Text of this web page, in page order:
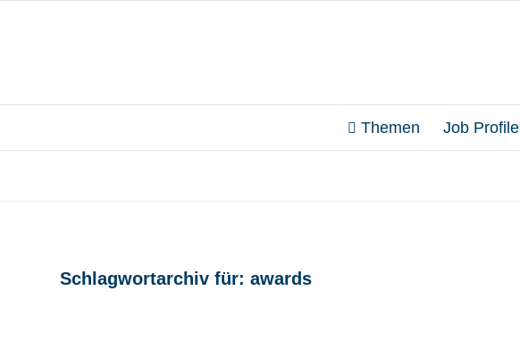
Themen Job Profile
Schlagwortarchiv für: awards